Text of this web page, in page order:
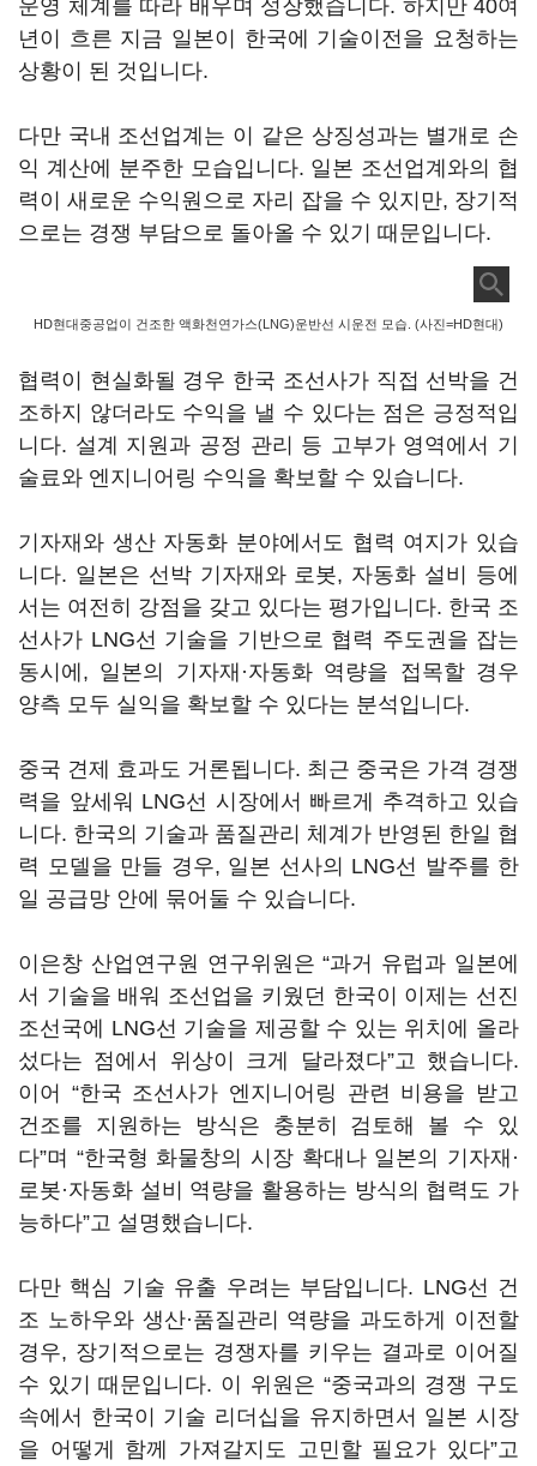
운영 체계를 따라 배우며 성장했습니다. 하지만 40여
년이 흐른 지금 일본이 한국에 기술이전을 요청하는
상황이 된 것입니다.
다만 국내 조선업계는 이 같은 상징성과는 별개로 손
익 계산에 분주한 모습입니다. 일본 조선업계와의 협
력이 새로운 수익원으로 자리 잡을 수 있지만, 장기적
으로는 경쟁 부담으로 돌아올 수 있기 때문입니다.
HD현대중공업이 건조한 액화천연가스(LNG)운반선 시운전 모습. (사진=HD현대)
협력이 현실화될 경우 한국 조선사가 직접 선박을 건
조하지 않더라도 수익을 낼 수 있다는 점은 긍정적입
니다. 설계 지원과 공정 관리 등 고부가 영역에서 기
술료와 엔지니어링 수익을 확보할 수 있습니다.
기자재와 생산 자동화 분야에서도 협력 여지가 있습
니다. 일본은 선박 기자재와 로봇, 자동화 설비 등에
서는 여전히 강점을 갖고 있다는 평가입니다. 한국 조
선사가 LNG선 기술을 기반으로 협력 주도권을 잡는
동시에, 일본의 기자재·자동화 역량을 접목할 경우
양측 모두 실익을 확보할 수 있다는 분석입니다.
중국 견제 효과도 거론됩니다. 최근 중국은 가격 경쟁
력을 앞세워 LNG선 시장에서 빠르게 추격하고 있습
니다. 한국의 기술과 품질관리 체계가 반영된 한일 협
력 모델을 만들 경우, 일본 선사의 LNG선 발주를 한
일 공급망 안에 묶어둘 수 있습니다.
이은창 산업연구원 연구위원은 “과거 유럽과 일본에
서 기술을 배워 조선업을 키웠던 한국이 이제는 선진
조선국에 LNG선 기술을 제공할 수 있는 위치에 올라
섰다는 점에서 위상이 크게 달라졌다”고 했습니다.
이어 “한국 조선사가 엔지니어링 관련 비용을 받고
건조를 지원하는 방식은 충분히 검토해 볼 수 있
다”며 “한국형 화물창의 시장 확대나 일본의 기자재·
로봇·자동화 설비 역량을 활용하는 방식의 협력도 가
능하다”고 설명했습니다.
다만 핵심 기술 유출 우려는 부담입니다. LNG선 건
조 노하우와 생산·품질관리 역량을 과도하게 이전할
경우, 장기적으로는 경쟁자를 키우는 결과로 이어질
수 있기 때문입니다. 이 위원은 “중국과의 경쟁 구도
속에서 한국이 기술 리더십을 유지하면서 일본 시장
을 어떻게 함께 가져갈지도 고민할 필요가 있다”고